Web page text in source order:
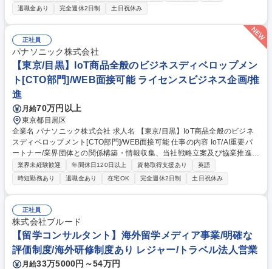
庫など幅広い業務を担当し、商流全体に携わります。 将来的には物流業務
リーダーやマーケ支援、技術サポートなど多様なキャリアパスあり。少数
精鋭のチームでOJT体制も整っており、未経験者も安心。専門性を高めつ
つ、成長できる環境です。 募集職種 【物流・購買・営業事務】ドイツ本
社分析機器メーカー/重量物取扱あり/土日祝休
退職金あり
完全週休2日制 土日祝休み
正社員
パナソニック株式会社
【東京/目黒】IoT商品全般のビジネスディベロップメン
ト[CTO部門]/WEB面接可能 ライセンスビジネス企画/推
進
月給70万円以上
東京都目黒区
企業名 パナソニック株式会社 求人名 【東京/目黒】IoT商品全般のビジネ
スディベロップメント[CTO部門]/WEB面接可能 仕事の内容 IoT/AI重要パ
ートナー/業界団体との関係構築・情報収集、当社戦略立案及び協業推進
【具体的には】Google/Amazon/Apple/OpenAIなど複数事業に跨がる国内
外のIoT/AI重要パートナーや関連団体と関係構築/最新動向入手 ★上記をも
とに、各事業部と連携し、案件別のパートナー共創・対抗戦略の議論・策
定推進のうえ、当該パートナーとの契約交渉・協業推進。 ★本部門はパナ
ソニック(株)のCTO部門に属し、直轄R&Dや各事業場の商品・サービス企
画、技術メンバと連携して、上記活動を推進します。 募集職種 【東京/目
黒】IoT商品全般のビジネスディベロップメント[CTO部門]/WEB面接可能
業界未経験歓迎 年間休日120日以上 資格取得支援あり
英語
時短勤務あり
退職金あり 在宅OK 完全週休2日制 土日祝休み
正社員
株式会社ブルード
【留学コンサルタント】海外留学メディア事業/明確な
評価制度/海外研修制度あり レジャー/トラベル法人営業
月給33万5000円～54万円